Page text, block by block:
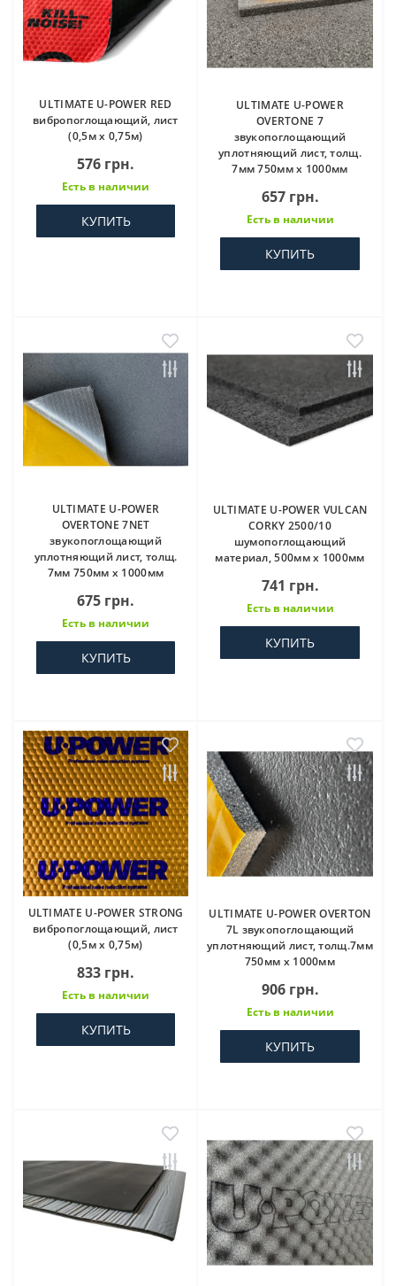
ULTIMATE U-POWER RED
вибропоглощающий, лист
(0,5м x 0,75м)
576 грн.
Есть в наличии
КУПИТЬ
ULTIMATE U-POWER
OVERTONE 7
звукопоглощающий
уплотняющий лист, толщ.
7мм 750мм х 1000мм
657 грн.
Есть в наличии
КУПИТЬ
ULTIMATE U-POWER
OVERTONE 7NET
звукопоглощающий
уплотняющий лист, толщ.
7мм 750мм х 1000мм
675 грн.
Есть в наличии
КУПИТЬ
ULTIMATE U-POWER VULCAN
CORKY 2500/10
шумопоглощающий
материал, 500мм х 1000мм
741 грн.
Есть в наличии
КУПИТЬ
ULTIMATE U-POWER STRONG
вибропоглощающий, лист
(0,5м x 0,75м)
833 грн.
Есть в наличии
КУПИТЬ
ULTIMATE U-POWER OVERTON
7L звукопоглощающий
уплотняющий лист, толщ.7мм
750мм х 1000мм
906 грн.
Есть в наличии
КУПИТЬ